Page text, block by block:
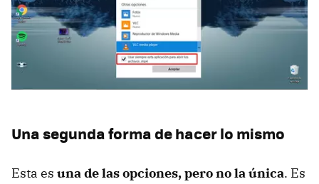
Una segunda forma de hacer lo mismo
Esta es una de las opciones, pero no la única. Es